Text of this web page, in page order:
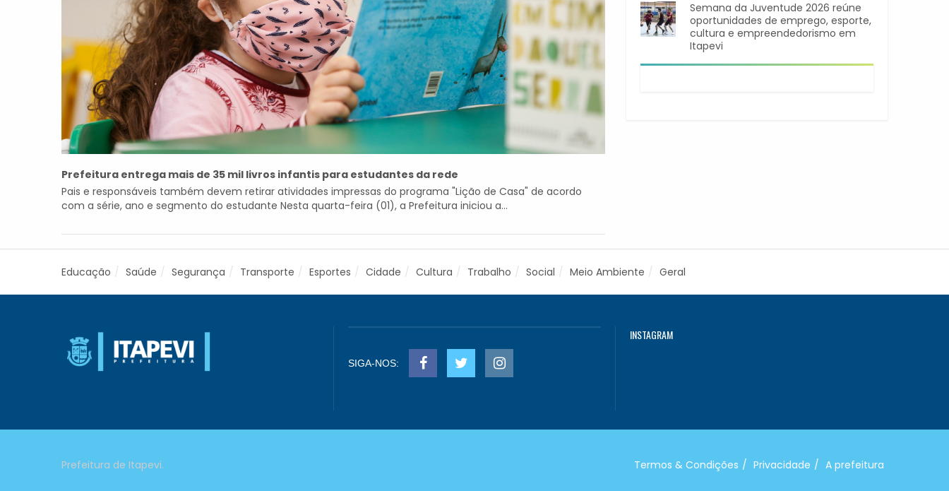
Prefeitura entrega mais de 35 mil livros infantis para estudantes da rede
Pais e responsáveis também devem retirar atividades impressas do programa "Lição de Casa" de acordo
com a série, ano e segmento do estudante Nesta quarta-feira (01), a Prefeitura iniciou a...
Semana da Juventude 2026 reúne
oportunidades de emprego, esporte,
cultura e empreendedorismo em
Itapevi
Educação Saúde Segurança Transporte Esportes Cidade Cultura Trabalho Social Meio Ambiente Geral
SIGA-NOS:
INSTAGRAM
Prefeitura de Itapevi. Termos & Condições Privacidade A prefeitura